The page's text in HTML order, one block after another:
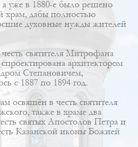
а уже в 1880-е было решено
храм, дабы полностью
духовные нужды жителей
святителя Митрофана
архитектором
Степановичем,
с 1887 по 1894 год.
освящён в честь святителя
также в храме два
святых Апостолов Петра и
Казанской иконы Божией